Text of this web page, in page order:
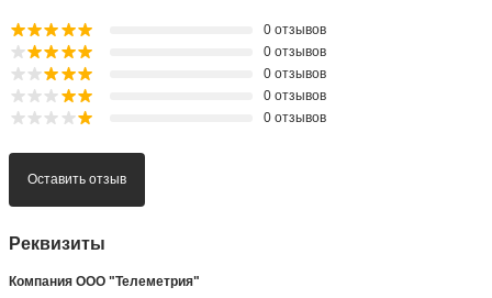
0 отзывов
0 отзывов
0 отзывов
0 отзывов
0 отзывов
Оставить отзыв
Реквизиты
Компания ООО "Телеметрия"